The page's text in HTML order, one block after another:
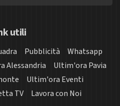
utili
Pubblicità
Whatsapp
Alessandria
Ultim'ora Pavia
Ultim'ora Eventi
TV Lavora con Noi